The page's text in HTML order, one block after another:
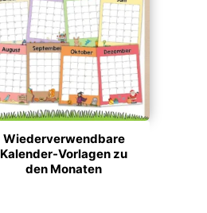
Wiederverwendbare
Kalender-Vorlagen zu
den Monaten